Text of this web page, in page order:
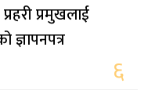
प्रमुखलाई
ज्ञापनपत्र
६